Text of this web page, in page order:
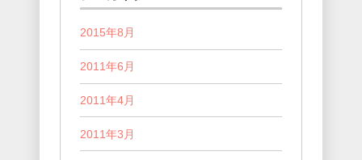
2015年8月
2011年6月
2011年4月
2011年3月